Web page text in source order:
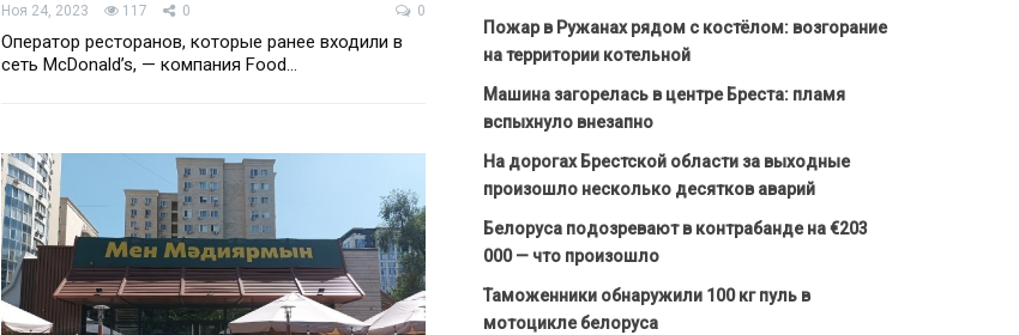
Ноя 24, 2023 117 0 0
Оператор ресторанов, которые ранее входили в
сеть McDonald’s, — компания Food…
Пожар в Ружанах рядом с костёлом: возгорание
на территории котельной
Машина загорелась в центре Бреста: пламя
вспыхнуло внезапно
На дорогах Брестской области за выходные
произошло несколько десятков аварий
Белоруса подозревают в контрабанде на €203
000 — что произошло
Таможенники обнаружили 100 кг пуль в
мотоцикле белоруса